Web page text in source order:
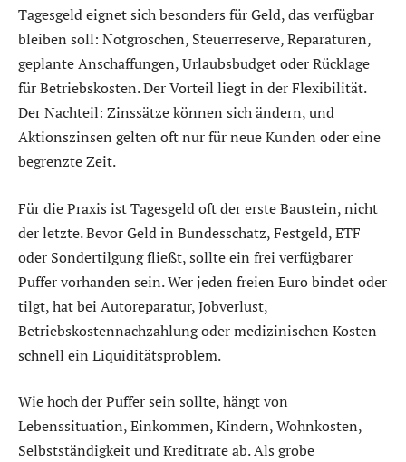
Tagesgeld eignet sich besonders für Geld, das verfügbar
bleiben soll: Notgroschen, Steuerreserve, Reparaturen,
geplante Anschaffungen, Urlaubsbudget oder Rücklage
für Betriebskosten. Der Vorteil liegt in der Flexibilität.
Der Nachteil: Zinssätze können sich ändern, und
Aktionszinsen gelten oft nur für neue Kunden oder eine
begrenzte Zeit.
Für die Praxis ist Tagesgeld oft der erste Baustein, nicht
der letzte. Bevor Geld in Bundesschatz, Festgeld, ETF
oder Sondertilgung fließt, sollte ein frei verfügbarer
Puffer vorhanden sein. Wer jeden freien Euro bindet oder
tilgt, hat bei Autoreparatur, Jobverlust,
Betriebskostennachzahlung oder medizinischen Kosten
schnell ein Liquiditätsproblem.
Wie hoch der Puffer sein sollte, hängt von
Lebenssituation, Einkommen, Kindern, Wohnkosten,
Selbstständigkeit und Kreditrate ab. Als grobe